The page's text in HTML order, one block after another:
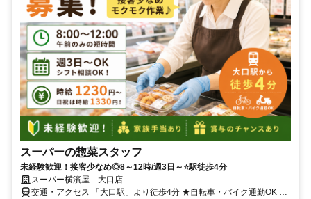
スーパーの惣菜スタッフ
未経験歓迎！接客少なめ◎8～12時/週3日～⭐駅徒歩4分
スーパー横濱屋 大口店
交通・アクセス 「大口駅」より徒歩4分 ★自転車・バイク通勤OK ★